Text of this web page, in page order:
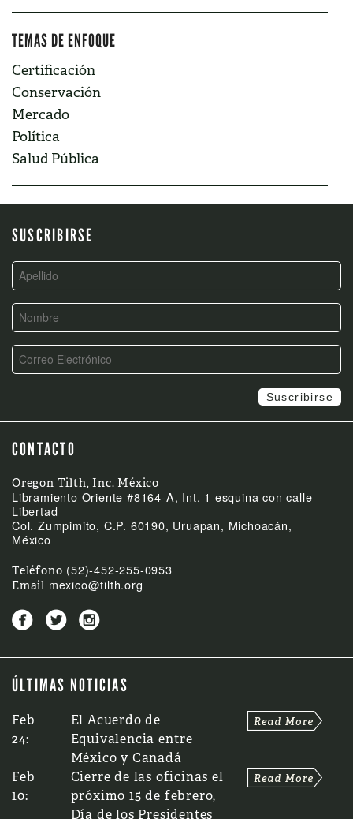
TEMAS DE ENFOQUE
Certificación
Conservación
Mercado
Política
Salud Pública
SUSCRIBIRSE
CONTACTO
Oregon Tilth, Inc. México
Libramiento Oriente #8164-A, Int. 1 esquina con calle
Libertad
Col. Zumpimito, C.P. 60190, Uruapan, Michoacán,
México
Teléfono (52)-452-255-0953
Email mexico@tilth.org
  
ÚLTIMAS NOTICIAS
Feb
24:
El Acuerdo de
Equivalencia entre
México y Canadá
Feb
10:
Cierre de las oficinas el
próximo 15 de febrero,
Día de los Presidentes